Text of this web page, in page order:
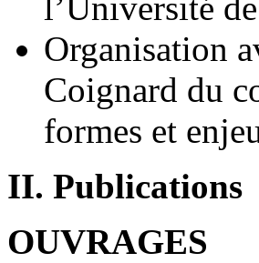
l’Université
Organisation
Coignard du
formes et
II. Publications
OUVRAGES